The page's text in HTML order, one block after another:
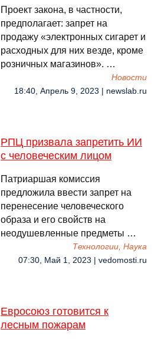
Проект закона, в частности,
предполагает: запрет на
продажу «электронных сигарет и
расходных для них везде, кроме
розничных магазинов». …
Новости
18:40, Апрель 9, 2023 | newslab.ru
РПЦ призвала запретить ИИ
с человеческим лицом
Патриаршая комиссия
предложила ввести запрет на
перенесение человеческого
образа и его свойств на
неодушевленные предметы …
Технологии, Наука
07:30, Май 1, 2023 | vedomosti.ru
Евросоюз готовится к
лесным пожарам